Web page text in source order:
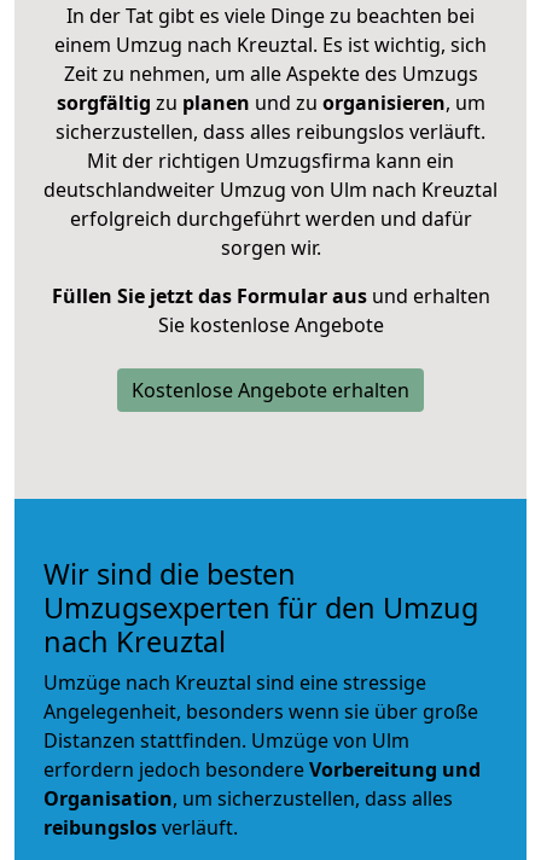
In der Tat gibt es viele Dinge zu beachten bei
einem Umzug nach Kreuztal. Es ist wichtig, sich
Zeit zu nehmen, um alle Aspekte des Umzugs
sorgfältig zu planen und zu organisieren, um
sicherzustellen, dass alles reibungslos verläuft.
Mit der richtigen Umzugsfirma kann ein
deutschlandweiter Umzug von Ulm nach Kreuztal
erfolgreich durchgeführt werden und dafür
sorgen wir.
Füllen Sie jetzt das Formular ausund erhalten
Sie kostenlose Angebote
Kostenlose Angebote erhalten
Wir sind die besten
Umzugsexperten für den Umzug
nach Kreuztal
Umzüge nach Kreuztal sind eine stressige
Angelegenheit, besonders wenn sie über große
Distanzen stattfinden. Umzüge von Ulm
erfordern jedoch besondereVorbereitung und
Organisation, um sicherzustellen, dass alles
reibungslosverläuft.